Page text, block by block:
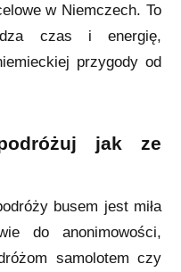
w Niemczech. To
czas i energię,
przygody od
jak ze
busem jest miła
do anonimowości,
samolotem czy